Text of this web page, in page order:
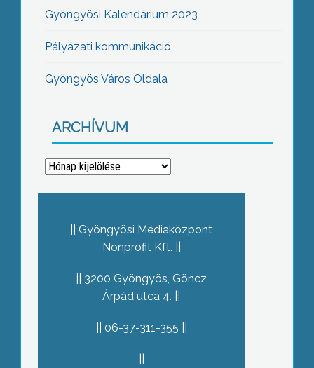
Gyöngyösi Kalendárium 2023
Pályázati kommunikáció
Gyöngyös Város Oldala
ARCHÍVUM
Archívum
Gyöngyösi Médiaközpont
Nonprofit Kft.
3200 Gyöngyös, Göncz
Árpád utca 4.
06-37-311-355